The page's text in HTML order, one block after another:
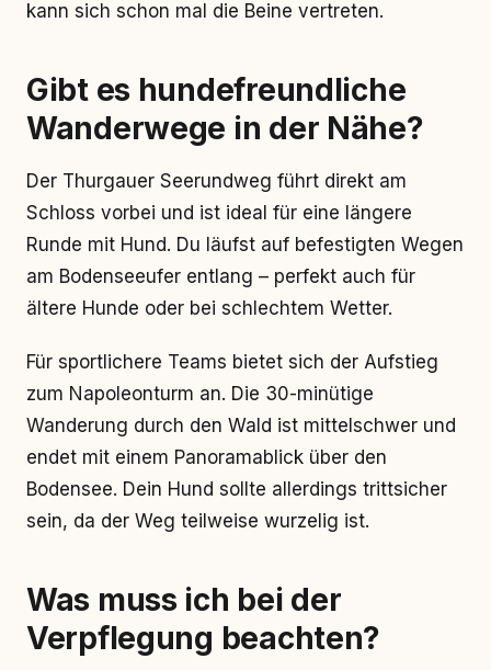
kann sich schon mal die Beine vertreten.
Gibt es hundefreundliche
Wanderwege in der Nähe?
Der Thurgauer Seerundweg führt direkt am
Schloss vorbei und ist ideal für eine längere
Runde mit Hund. Du läufst auf befestigten Wegen
am Bodenseeufer entlang – perfekt auch für
ältere Hunde oder bei schlechtem Wetter.
Für sportlichere Teams bietet sich der Aufstieg
zum Napoleonturm an. Die 30-minütige
Wanderung durch den Wald ist mittelschwer und
endet mit einem Panoramablick über den
Bodensee. Dein Hund sollte allerdings trittsicher
sein, da der Weg teilweise wurzelig ist.
Was muss ich bei der
Verpflegung beachten?